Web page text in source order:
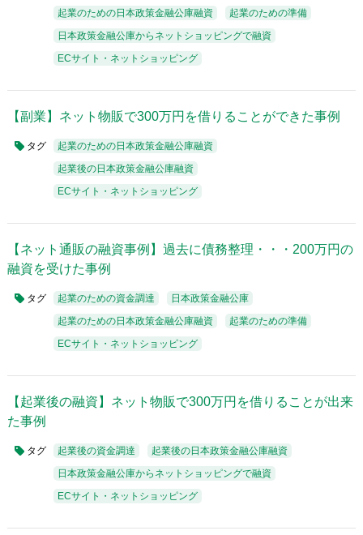
起業のための日本政策金融公庫融資
起業のための準備
日本政策金融公庫からネットショッピングで融資
ECサイト・ネットショッピング
【副業】ネット物販で300万円を借りることができた事例
タグ
起業のための日本政策金融公庫融資
起業後の日本政策金融公庫融資
ECサイト・ネットショッピング
【ネット通販の融資事例】過去に債務整理・・・200万円の
融資を受けた事例
タグ 起業のための資金調達
日本政策金融公庫
起業のための日本政策金融公庫融資
起業のための準備
ECサイト・ネットショッピング
【起業後の融資】ネット物販で300万円を借りることが出来
た事例
タグ 起業後の資金調達
起業後の日本政策金融公庫融資
日本政策金融公庫からネットショッピングで融資
ECサイト・ネットショッピング